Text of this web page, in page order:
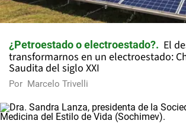
¿Petroestado o electroestado?
El
transformarnos en un electroestado:
Saudita del siglo XXI
Por Marcelo Trivelli